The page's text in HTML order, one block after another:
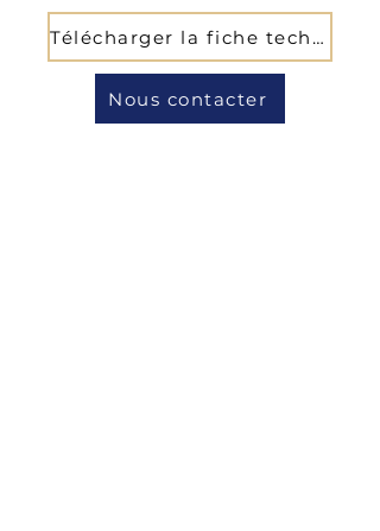
Télécharger la fiche technique
Nous contacter